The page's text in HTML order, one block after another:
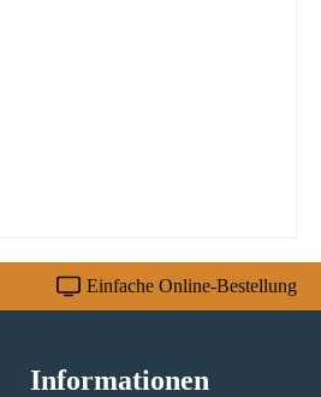
Einfache Online-Bestellung
Informationen